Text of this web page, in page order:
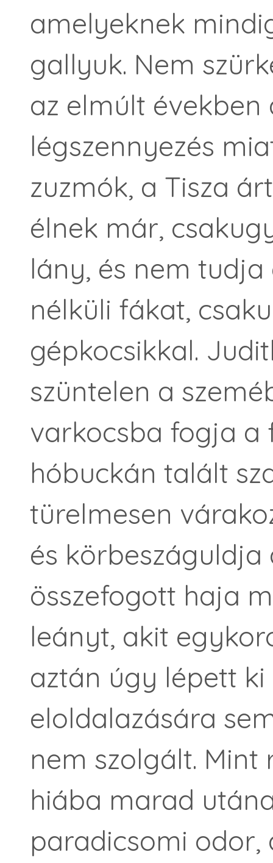
amelyeknek
gallyuk. Nem
az elmúlt
légszennyezés
zuzmók, a Tisza
élnek már,
lány, és nem
nélküli fákat,
gépkocsikkal.
szüntelen a
varkocsba fogja a
hóbuckán talált
türelmesen
és
összefogott haja
leányt, akit
aztán úgy lépett
eloldalazására
nem szolgált. Mint
hiába marad
paradicsomi